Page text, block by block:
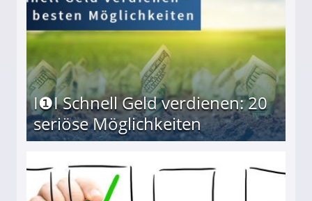
I❶I Schnell Geld verdienen: 20
seriöse Möglichkeiten